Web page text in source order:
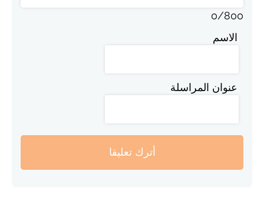
0/800
الاسم
عنوان المراسلة
أترك تعليقا